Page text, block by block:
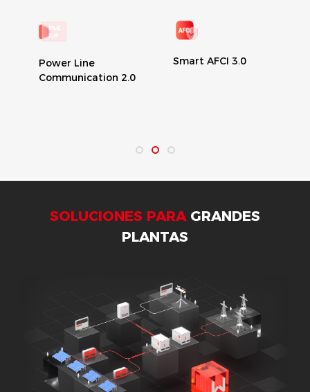
Power Line
Communication 2.0
Smart AFCI 3.0
SOLUCIONES PARAGRANDES
PLANTAS